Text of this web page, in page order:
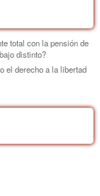
total con la pensión de
distinto?
el derecho a la libertad